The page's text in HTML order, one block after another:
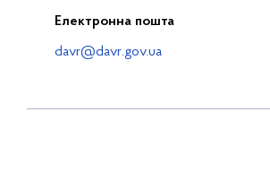
Електронна пошта
davr@davr.gov.ua